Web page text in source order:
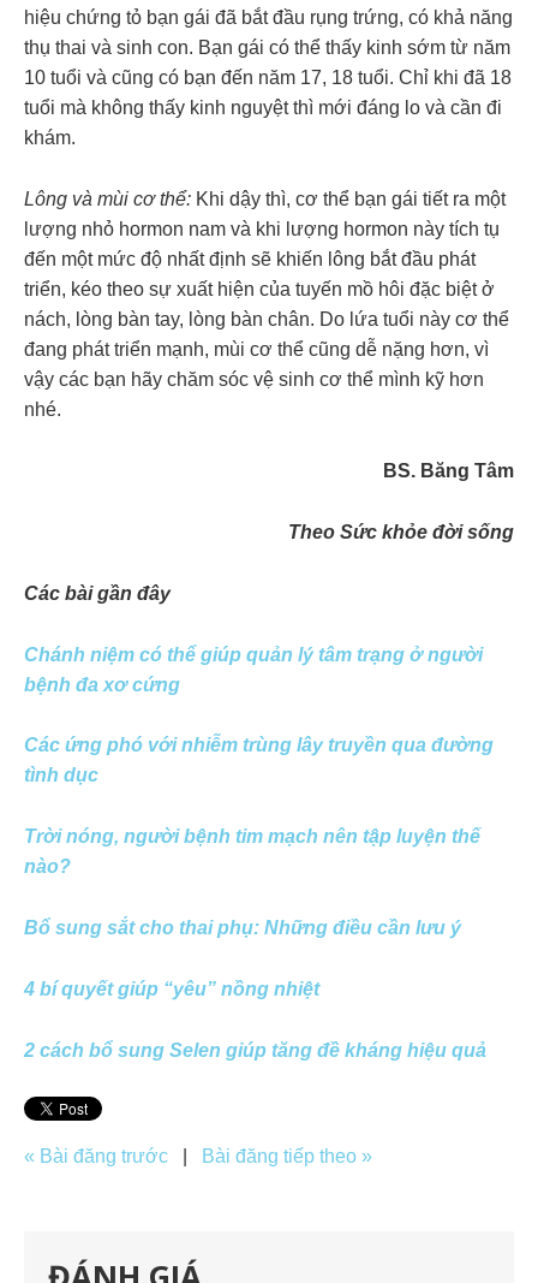
hiệu chứng tỏ bạn gái đã bắt đầu rụng trứng, có khả năng
thụ thai và sinh con. Bạn gái có thể thấy kinh sớm từ năm
10 tuổi và cũng có bạn đến năm 17, 18 tuổi. Chỉ khi đã 18
tuổi mà không thấy kinh nguyệt thì mới đáng lo và cần đi
khám.
Lông và mùi cơ thể: Khi dậy thì, cơ thể bạn gái tiết ra một
lượng nhỏ hormon nam và khi lượng hormon này tích tụ
đến một mức độ nhất định sẽ khiến lông bắt đầu phát
triển, kéo theo sự xuất hiện của tuyến mồ hôi đặc biệt ở
nách, lòng bàn tay, lòng bàn chân. Do lứa tuổi này cơ thể
đang phát triển mạnh, mùi cơ thể cũng dễ nặng hơn, vì
vậy các bạn hãy chăm sóc vệ sinh cơ thể mình kỹ hơn
nhé.
BS. Băng Tâm
Theo Sức khỏe đời sống
Các bài gần đây
Chánh niệm có thể giúp quản lý tâm trạng ở người
bệnh đa xơ cứng
Các ứng phó với nhiễm trùng lây truyền qua đường
tình dục
Trời nóng, người bệnh tim mạch nên tập luyện thế
nào?
Bổ sung sắt cho thai phụ: Những điều cần lưu ý
4 bí quyết giúp “yêu” nồng nhiệt
2 cách bổ sung Selen giúp tăng đề kháng hiệu quả
« Bài đăng trước Bài đăng tiếp theo »